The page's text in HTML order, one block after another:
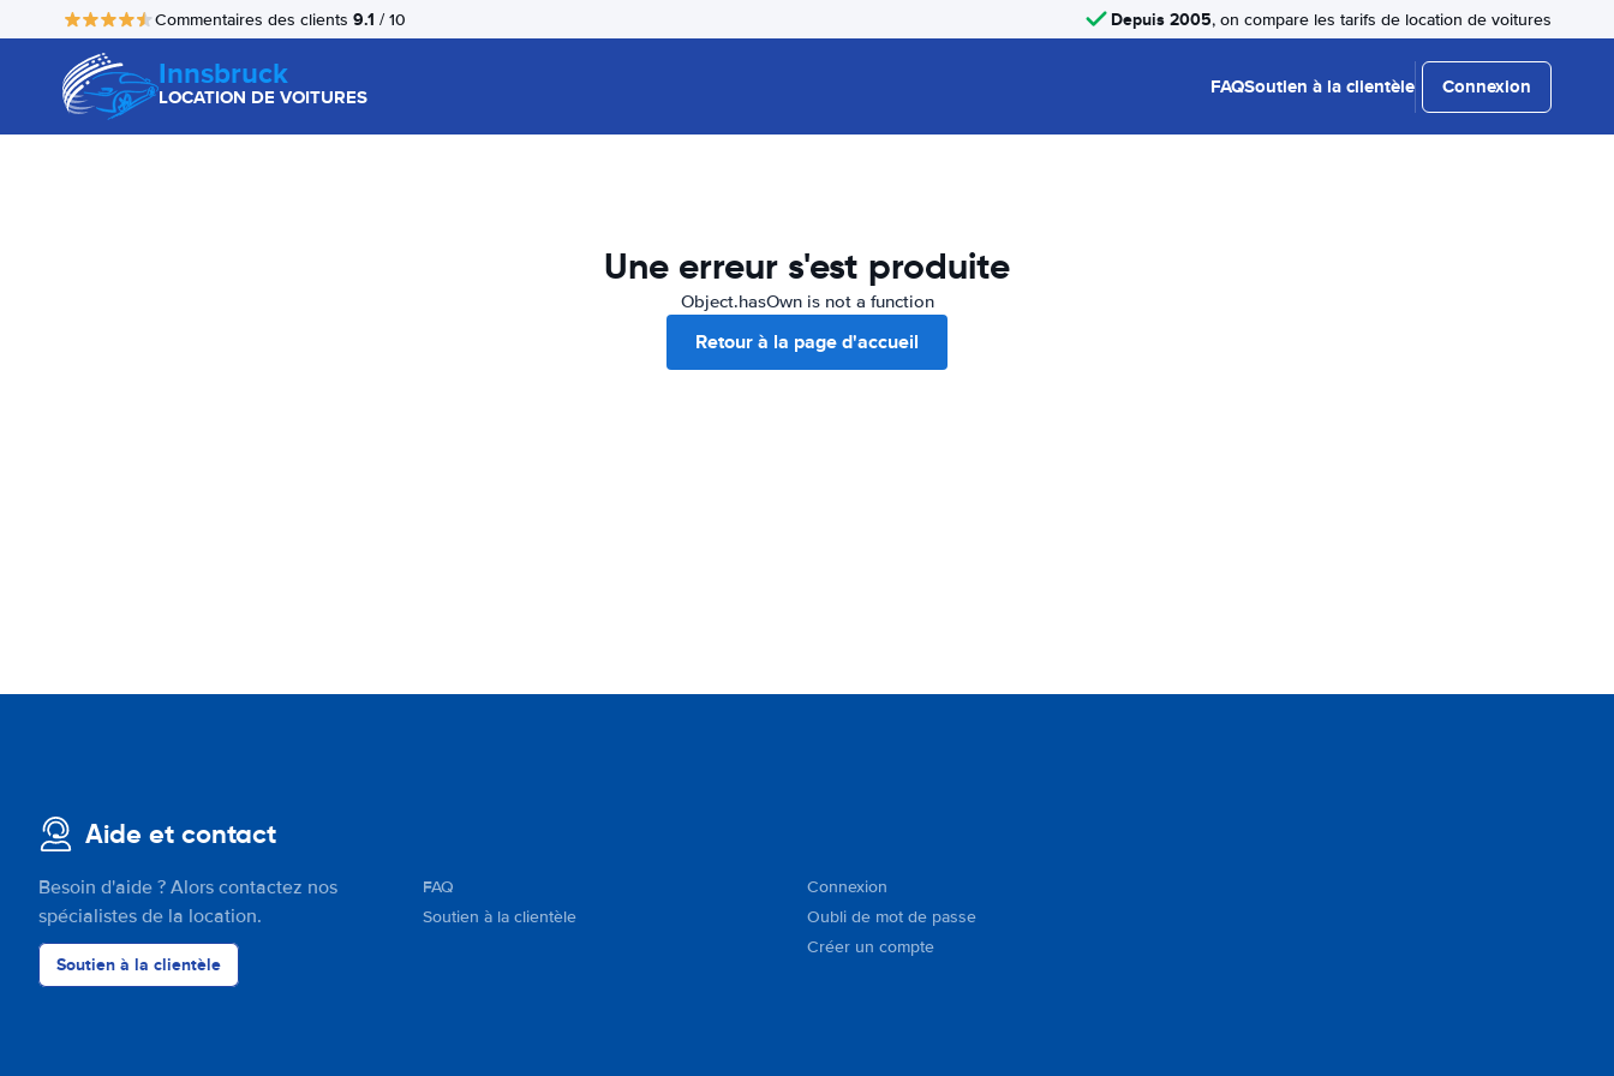
Commentaires des clients 9.1 / 10 Depuis 2005, on compare les tarifs de location de voitures
Innsbruck
LOCATION DE VOITURES FAQSoutien à la clientèle Connexion
Une erreur s'est produite
Object.hasOwn is not a function
Retour à la page d'accueil
Aide et contact
Besoin d'aide ? Alors contactez nos
spécialistes de la location.
Soutien à la clientèle
FAQ
Soutien à la clientèle
Connexion
Oubli de mot de passe
Créer un compte